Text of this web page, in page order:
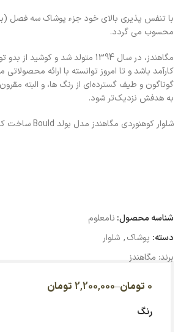
با تنفس پذیری بالای خود جزء پوشاک سه فصل
محسوب می گردد.
مگاهندز، در سال 1394 متولد شد و کوشید
کارآمد باشد و تا امروز توانسته با ارائه‌
گوناگون و طیف گسترده‌ای از رنگ ها، و البته
به هدفش نزدیک‌تر شود.
شلوار کوهنوردی مگاهندز مدل بولد Bould ساخت کشور ایران می باشد.
شناسه محصول: نامعلوم
دسته: پوشاک, شلوار
برند: مگاهندز
0 تومان–
2,200,000 تومان
رنگ